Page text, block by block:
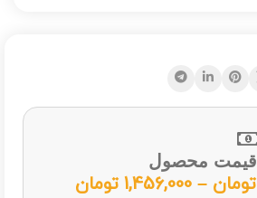
قیمت محصول
تومان –
1,456,000 تومان